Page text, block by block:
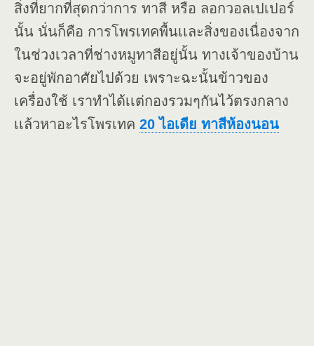
สิ่งที่ยากที่สุดกว่าการ ทาสี หรือ ลอกวอลเปเปอร์
นั้น นั่นก็คือ การโพรเทคพื้นเเละสิ่งของเนื่องจาก
ในช่วงเวลาที่ช่างหมูทาสีอยู่นั้น ทางเจ้าของบ้าน
จะอยู่พักอาศัยไปด้วย เพราะฉะนั้นข้าวของ
เครื่องใช้ เราทำได้เเต่กองรวมๆกันไว้ตรงกลาง
เเล้วหาอะไรโพรเทค 20 ไอเดีย ทาสีห้องนอน